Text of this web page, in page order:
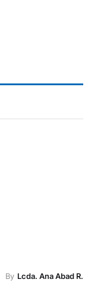
By Lcda. Ana Abad R.